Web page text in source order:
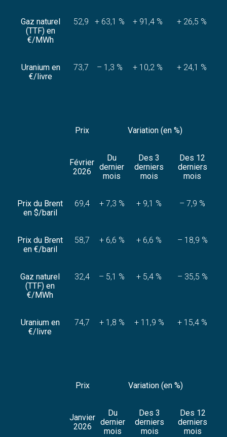
Gaz naturel
(TTF) en
€/MWh
52,9 + 63,1 % + 91,4 % + 26,5 %
Uranium en
€/livre
73,7 – 1,3 % + 10,2 % + 24,1 %
Prix Variation (en %)
Février
2026
Du
dernier
mois
Des 3
derniers
mois
Des 12
derniers
mois
Prix du Brent
en $/baril
69,4 + 7,3 % + 9,1 % – 7,9 %
Prix du Brent
en €/baril
58,7 + 6,6 % + 6,6 % – 18,9 %
Gaz naturel
(TTF) en
€/MWh
32,4 – 5,1 % + 5,4 % – 35,5 %
Uranium en
€/livre
74,7 + 1,8 % + 11,9 % + 15,4 %
Prix Variation (en %)
Janvier
2026
Du
dernier
mois
Des 3
derniers
mois
Des 12
derniers
mois